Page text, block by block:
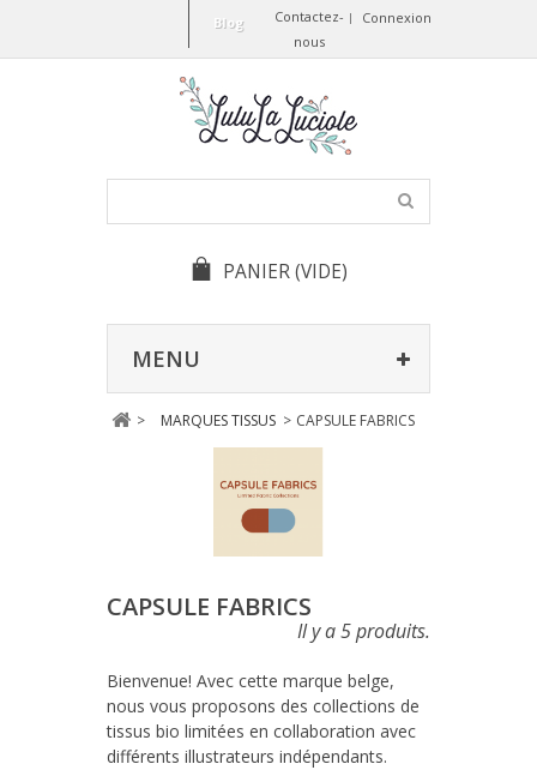
Connexion
Contactez-
nous
Blog
PANIER(VIDE)
MENU
> MARQUES TISSUS > CAPSULE FABRICS
CAPSULE FABRICS
Il y a 5 produits.
Bienvenue! Avec cette marque belge,
nous vous proposons des collections de
tissus bio limitées en collaboration avec
différents illustrateurs indépendants.